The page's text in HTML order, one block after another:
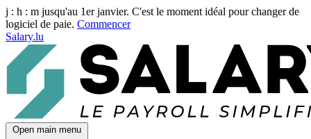
j : h : m jusqu'au 1er janvier. C'est le moment idéal pour changer de
logiciel de paie. Commencer
Salary.lu
Open main menu